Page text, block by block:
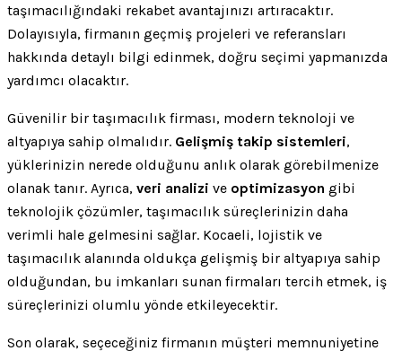
taşımacılığındaki rekabet avantajınızı artıracaktır.
Dolayısıyla, firmanın geçmiş projeleri ve referansları
hakkında detaylı bilgi edinmek, doğru seçimi yapmanızda
yardımcı olacaktır.
Güvenilir bir taşımacılık firması, modern teknoloji ve
altyapıya sahip olmalıdır. Gelişmiş takip sistemleri,
yüklerinizin nerede olduğunu anlık olarak görebilmenize
olanak tanır. Ayrıca, veri analizi ve optimizasyon gibi
teknolojik çözümler, taşımacılık süreçlerinizin daha
verimli hale gelmesini sağlar. Kocaeli, lojistik ve
taşımacılık alanında oldukça gelişmiş bir altyapıya sahip
olduğundan, bu imkanları sunan firmaları tercih etmek, iş
süreçlerinizi olumlu yönde etkileyecektir.
Son olarak, seçeceğiniz firmanın müşteri memnuniyetine